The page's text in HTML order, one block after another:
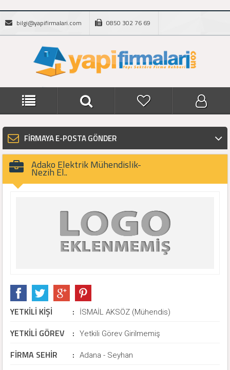
bilgi@yapifirmalari.com 0850 302 76 69
FİRMAYA E-POSTA GÖNDER
Adako Elektrik Mühendislik-
Nezih El..
YETKİLİ KİŞİ : İSMAİL AKSÖZ (Mühendis)
YETKİLİ GÖREV : Yetkili Görev Girilmemiş
FİRMA SEHİR : Adana - Seyhan